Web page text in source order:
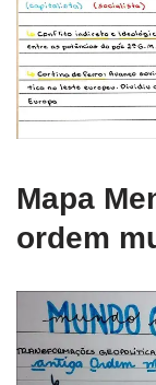
Mapa
ordem